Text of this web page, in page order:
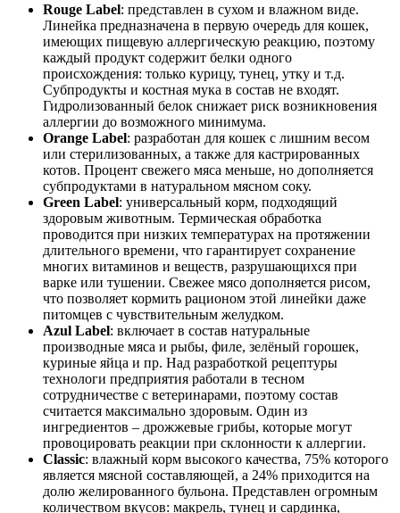
Rouge Label: представлен в сухом и влажном виде.
Линейка предназначена в первую очередь для кошек,
имеющих пищевую аллергическую реакцию, поэтому
каждый продукт содержит белки одного
происхождения: только курицу, тунец, утку и т.д.
Субпродукты и костная мука в состав не входят.
Гидролизованный белок снижает риск возникновения
аллергии до возможного минимума.
Orange Label: разработан для кошек с лишним весом
или стерилизованных, а также для кастрированных
котов. Процент свежего мяса меньше, но дополняется
субпродуктами в натуральном мясном соку.
Green Label: универсальный корм, подходящий
здоровым животным. Термическая обработка
проводится при низких температурах на протяжении
длительного времени, что гарантирует сохранение
многих витаминов и веществ, разрушающихся при
варке или тушении. Свежее мясо дополняется рисом,
что позволяет кормить рационом этой линейки даже
питомцев с чувствительным желудком.
Azul Label: включает в состав натуральные
производные мяса и рыбы, филе, зелёный горошек,
куриные яйца и пр. Над разработкой рецептуры
технологи предприятия работали в тесном
сотрудничестве с ветеринарами, поэтому состав
считается максимально здоровым. Один из
ингредиентов – дрожжевые грибы, которые могут
провоцировать реакции при склонности к аллергии.
Classic: влажный корм высокого качества, 75% которого
является мясной составляющей, а 24% приходится на
долю желированного бульона. Представлен огромным
количеством вкусов: макрель, тунец и сардинка,